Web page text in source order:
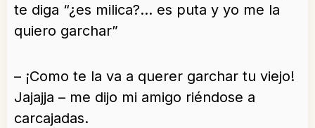
te diga “¿es milica?… es puta y yo me la
quiero garchar”
– ¡Como te la va a querer garchar tu viejo!
Jajajja – me dijo mi amigo riéndose a
carcajadas.